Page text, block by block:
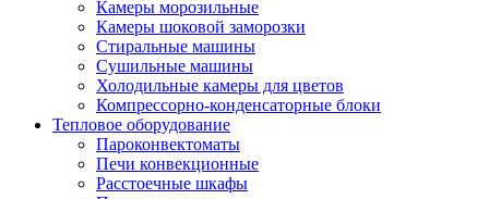
Камеры морозильные
Камеры шоковой заморозки
Стиральные машины
Сушильные машины
Холодильные камеры для цветов
Компрессорно-конденсаторные блоки
Тепловое оборудование
Пароконвектоматы
Печи конвекционные
Расстоечные шкафы